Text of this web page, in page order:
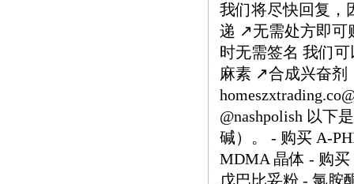
我们将尽快回复，
递 ↗️无需处方即
时无需签名 我们
麻素 ↗️合成兴奋
@nashpolish 以下
碱）。 - 购买 A-
MDMA 晶体 - 购买
戊巴比妥粉 - 氯胺